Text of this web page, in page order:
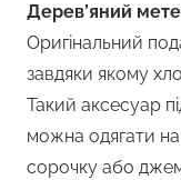
Дерев’яний
Оригінальний
завдяки якому
Такий аксесуар
можна одягати на
сорочку або